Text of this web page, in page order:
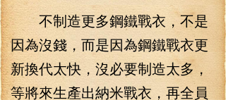
不制造更多鋼鐵戰衣，不是
因為沒錢，而是因為鋼鐵戰衣更
新換代太快，沒必要制造太多，
等將來生產出納米戰衣，再全員